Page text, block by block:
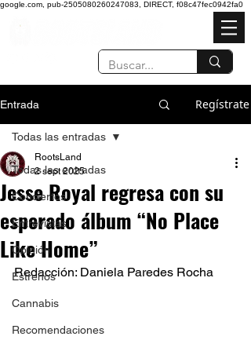
google.com, pub-2505080260247083, DIRECT, f08c47fec0942fa0
Entrada Regístrate
Todas las entradas
Conciertos
Entrevistas
Opinión
Estrenos
Cannabis
Recomendaciones
Todas las entradas
Jesse Royal regresa con su
esperado álbum “No Place
Like Home”
RootsLand
2 sept 2025
Redacción: Daniela Paredes Rocha